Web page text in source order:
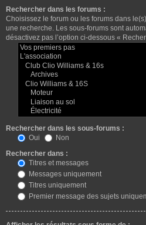
Rechercher dans les forums :
Choisissez le forum ou les forums dans
une recherche. Les sous-forums sont
désactivez pas l’option ci-dessous «
Rechercher dans les sous-forums :
Oui
Non
Rechercher dans :
Titres et messages
Messages uniquement
Titres uniquement
Premier message des sujets